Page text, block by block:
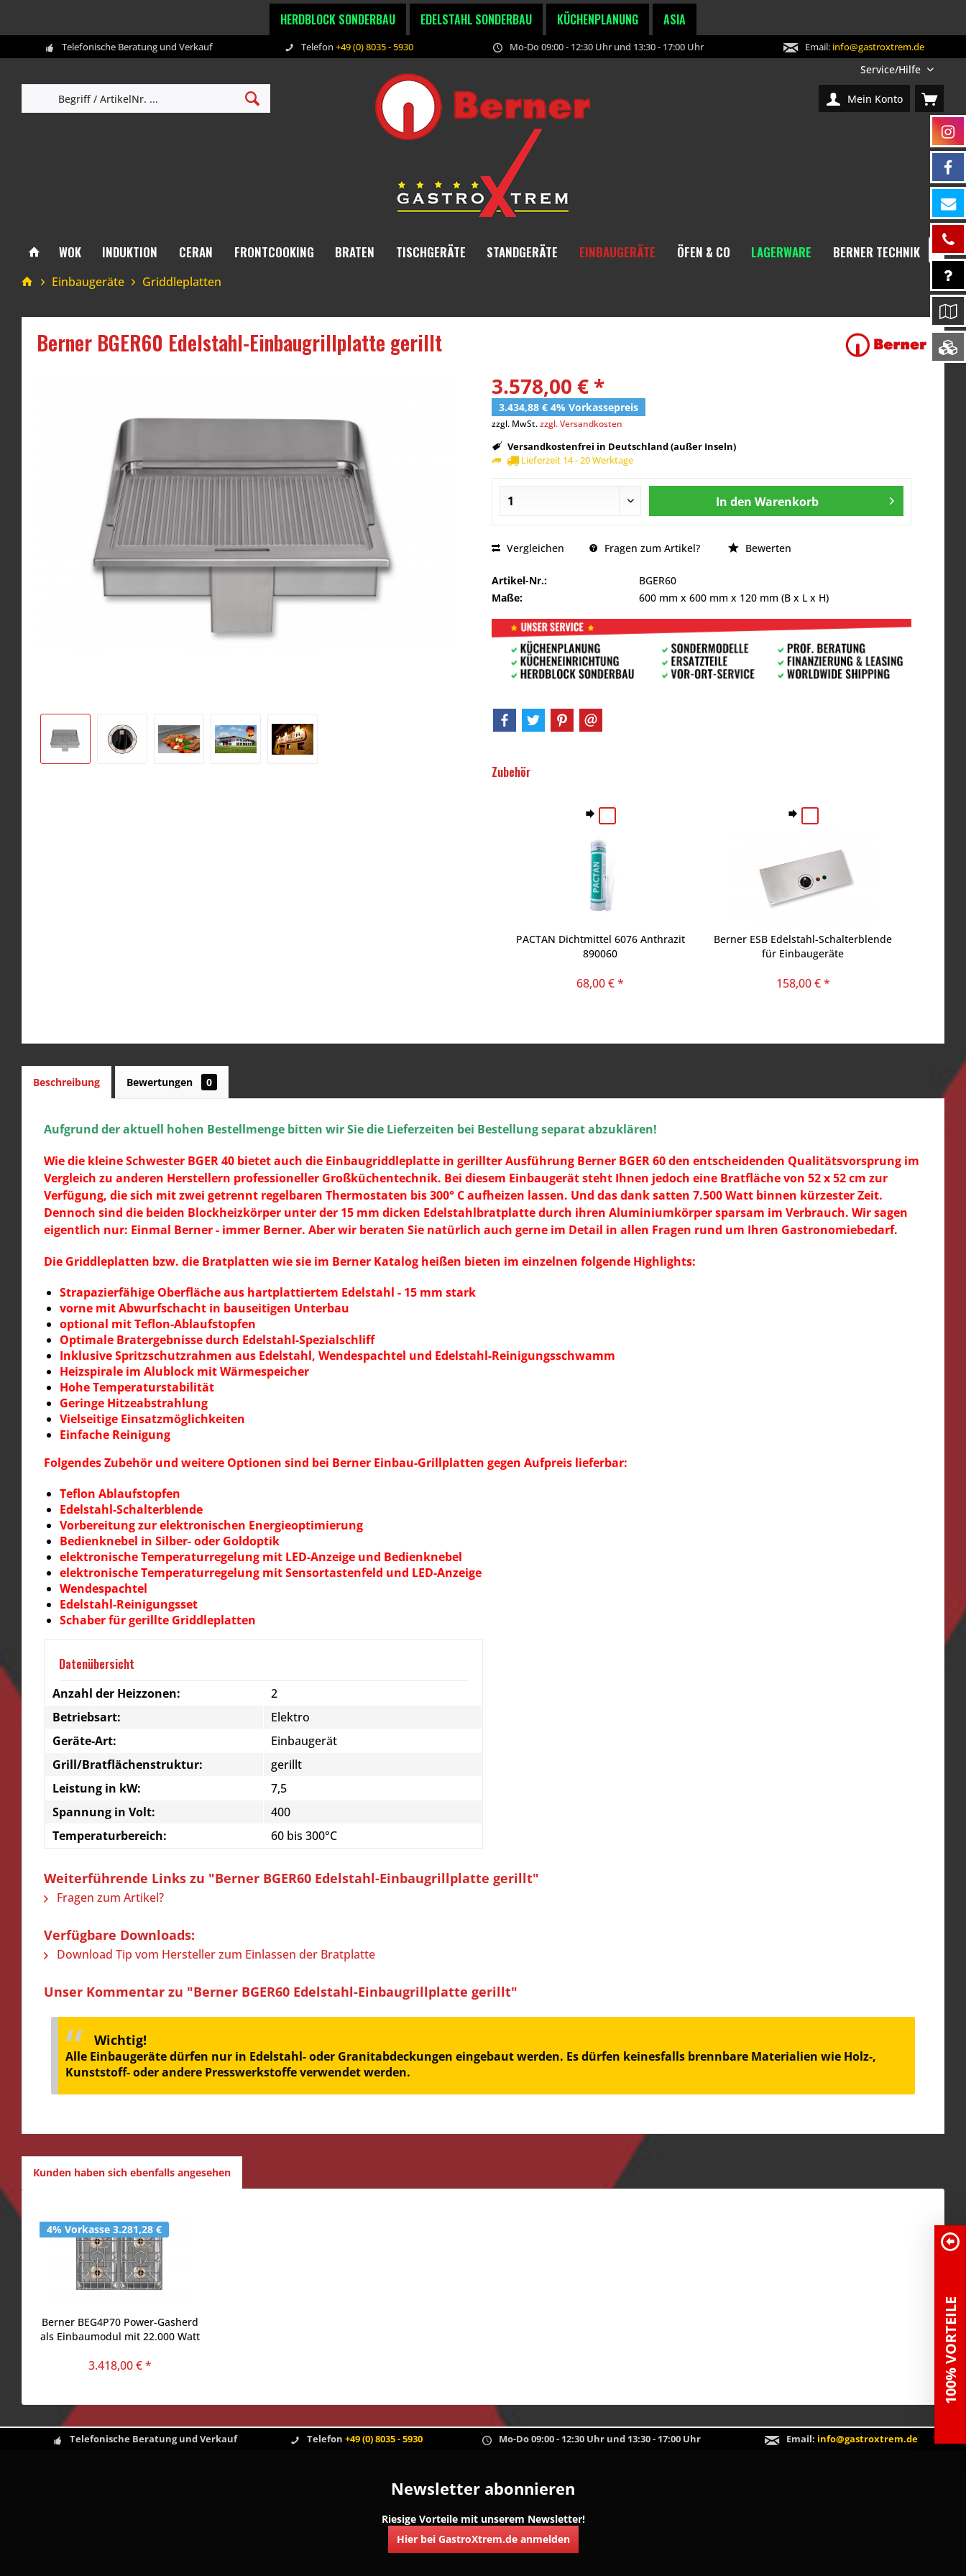
HERDBLOCK SONDERBAU EDELSTAHL SONDERBAU KÜCHENPLANUNG ASIA
Telefonische Beratung und Verkauf Telefon +49 (0) 8035 - 5930 Mo-Do 09:00 - 12:30 Uhr und 13:30 - 17:00 Uhr Email: info@gastroxtrem.de
Service/Hilfe
Mein Konto
WOK INDUKTION CERAN FRONTCOOKING BRATEN TISCHGERÄTE STANDGERÄTE EINBAUGERÄTE ÖFEN & CO LAGERWARE BERNER TECHNIK
Einbaugeräte Griddleplatten
Berner BGER60 Edelstahl-Einbaugrillplatte gerillt
3.578,00 € *
3.434,88 € 4% Vorkassepreis
zzgl. MwSt.zzgl. Versandkosten
Versandkostenfrei in Deutschland (außer Inseln)
Lieferzeit 14 - 20 Werktage
In den Warenkorb
Vergleichen Fragen zum Artikel? Bewerten
Artikel-Nr.:
BGER60
Maße:
600 mm x600 mm x 120 mm (B x L x H)
Zubehör
PACTAN Dichtmittel 6076 Anthrazit
890060
68,00 € *
Berner ESB Edelstahl-Schalterblende
für Einbaugeräte
158,00 € *
Beschreibung Bewertungen 0
Aufgrund der aktuell hohen Bestellmenge bitten wir Sie die Lieferzeiten bei Bestellung separat abzuklären!
Wie die kleine Schwester BGER 40 bietet auch die Einbaugriddleplatte in gerillter Ausführung Berner BGER 60 den entscheidenden Qualitätsvorsprung im
Vergleich zu anderen Herstellern professioneller Großküchentechnik. Bei diesem Einbaugerät steht Ihnen jedoch eine Bratfläche von 52 x 52 cm zur
Verfügung, die sich mit zwei getrennt regelbaren Thermostaten bis 300° C aufheizen lassen. Und das dank satten 7.500 Watt binnen kürzester Zeit.
Dennoch sind die beiden Blockheizkörper unter der 15 mm dicken Edelstahlbratplatte durch ihren Aluminiumkörper sparsam im Verbrauch. Wir sagen
eigentlich nur: Einmal Berner - immer Berner. Aber wir beraten Sie natürlich auch gerne im Detail in allen Fragen rund um Ihren Gastronomiebedarf.
Die Griddleplatten bzw. die Bratplatten wie sie im Berner Katalog heißen bieten im einzelnen folgende Highlights:
Strapazierfähige Oberfläche aus hartplattiertem Edelstahl - 15 mm stark
vorne mit Abwurfschacht in bauseitigen Unterbau
optional mit Teflon-Ablaufstopfen
Optimale Bratergebnisse durch Edelstahl-Spezialschliff
Inklusive Spritzschutzrahmen aus Edelstahl, Wendespachtel und Edelstahl-Reinigungsschwamm
Heizspirale im Alublock mit Wärmespeicher
Hohe Temperaturstabilität
Geringe Hitzeabstrahlung
Vielseitige Einsatzmöglichkeiten
Einfache Reinigung
Folgendes Zubehör und weitere Optionen sind bei Berner Einbau-Grillplatten gegen Aufpreis lieferbar:
Teflon Ablaufstopfen
Edelstahl-Schalterblende
Vorbereitung zur elektronischen Energieoptimierung
Bedienknebel in Silber- oder Goldoptik
elektronische Temperaturregelung mit LED-Anzeige und Bedienknebel
elektronische Temperaturregelung mit Sensortastenfeld und LED-Anzeige
Wendespachtel
Edelstahl-Reinigungsset
Schaber für gerillte Griddleplatten
Datenübersicht
Anzahl der Heizzonen:
2
Betriebsart:
Elektro
Geräte-Art:
Einbaugerät
Grill/Bratflächenstruktur:
gerillt
Leistung in kW:
7,5
Spannung in Volt:
400
Temperaturbereich:
60 bis 300°C
Weiterführende Links zu "Berner BGER60 Edelstahl-Einbaugrillplatte gerillt"
Fragen zum Artikel?
Verfügbare Downloads:
Download Tip vom Hersteller zum Einlassen der Bratplatte
Unser Kommentar zu "Berner BGER60 Edelstahl-Einbaugrillplatte gerillt"
Wichtig!
Alle Einbaugeräte dürfen nur in Edelstahl- oder Granitabdeckungen eingebaut werden. Es dürfen keinesfalls brennbare Materialien wie Holz-,
Kunststoff- oder andere Presswerkstoffe verwendet werden.
Kunden haben sich ebenfalls angesehen
4% Vorkasse 3.281,28 €
Berner BEG4P70 Power-Gasherd
als Einbaumodul mit 22.000 Watt
3.418,00 € *
Telefonische Beratung und Verkauf Telefon +49 (0) 8035 - 5930 Mo-Do 09:00 - 12:30 Uhr und 13:30 - 17:00 Uhr Email: info@gastroxtrem.de
Newsletter abonnieren
Riesige Vorteile mit unserem Newsletter!
Hier bei GastroXtrem.de anmelden
100% VORTEILE